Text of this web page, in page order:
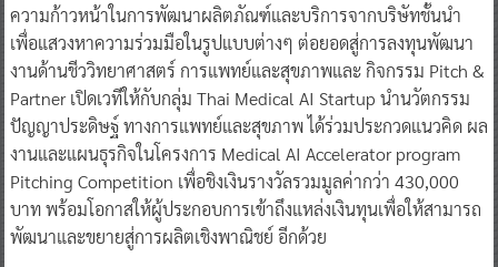
ความก้าวหน้าในการพัฒนาผลิตภัณฑ์และบริการจากบริษัทชั้นนำ
เพื่อแสวงหาความร่วมมือในรูปแบบต่างๆ ต่อยอดสู่การลงทุนพัฒนา
งานด้านชีววิทยาศาสตร์ การแพทย์และสุขภาพและ กิจกรรม Pitch &
Partner เปิดเวทีให้กับกลุ่ม Thai Medical AI Startup นำนวัตกรรม
ปัญญาประดิษฐ์ ทางการแพทย์และสุขภาพ ได้ร่วมประกวดแนวคิด ผล
งานและแผนธุรกิจในโครงการ Medical AI Accelerator program
Pitching Competition เพื่อชิงเงินรางวัลรวมมูลค่ากว่า 430,000
บาท พร้อมโอกาสให้ผู้ประกอบการเข้าถึงแหล่งเงินทุนเพื่อให้สามารถ
พัฒนาและขยายสู่การผลิตเชิงพาณิชย์ อีกด้วย